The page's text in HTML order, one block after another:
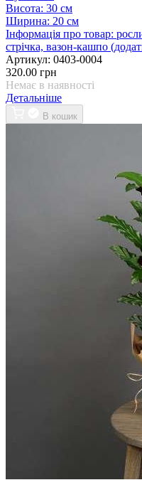
Висота: 30 см
Ширина: 20 см
Інформація про товар:
стрічка, вазон-кашпо
Артикул: 0403-0004
320.00 грн
Немає в наявності
Детальніше
В кошик